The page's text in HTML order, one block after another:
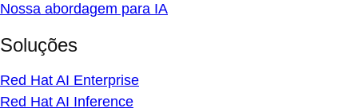
Nossa abordagem para IA
Soluções
Red Hat AI Enterprise
Red Hat AI Inference